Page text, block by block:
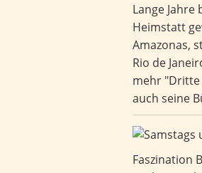
Lange
Heimstatt
Amazonas,
Rio de
mehr "Dritte
auch seine
Faszination